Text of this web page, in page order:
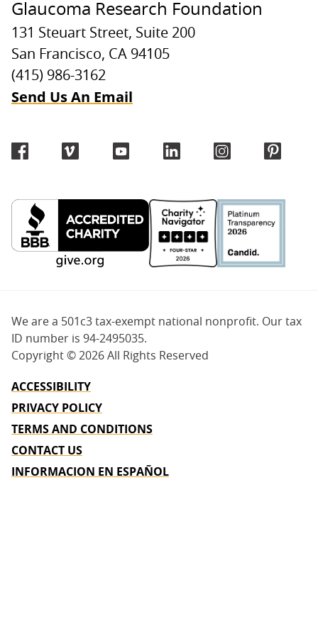
Glaucoma Research Foundation
131 Steuart Street, Suite 200
San Francisco, CA 94105
(415) 986-3162
Send Us An Email
We are a 501c3 tax-exempt national nonprofit. Our tax
ID number is 94-2495035.
Copyright © 2026 All Rights Reserved
ACCESSIBILITY
PRIVACY POLICY
TERMS AND CONDITIONS
CONTACT US
INFORMACION EN ESPAÑOL